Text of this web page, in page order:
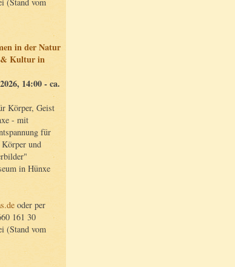
in der Natur
& Kultur in
14:00 - ca.
Körper, Geist
- mit
für
und
in Hünxe
oder per
161 30
(Stand vom